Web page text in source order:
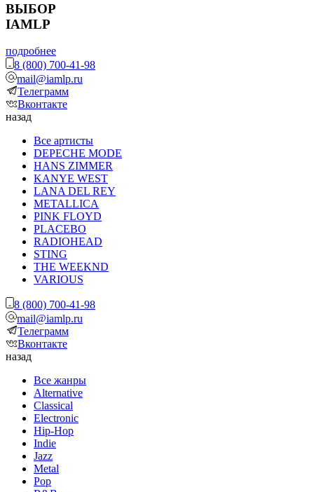
ВЫБОР
IAMLP
подробнее
8 (800) 700-41-98
mail@iamlp.ru
Телеграмм
Вконтакте
назад
Все артисты
DEPECHE MODE
HANS ZIMMER
KANYE WEST
LANA DEL REY
METALLICA
PINK FLOYD
PLACEBO
RADIOHEAD
STING
THE WEEKND
VARIOUS
8 (800) 700-41-98
mail@iamlp.ru
Телеграмм
Вконтакте
назад
Все жанры
Alternative
Classical
Electronic
Hip-Hop
Indie
Jazz
Metal
Pop